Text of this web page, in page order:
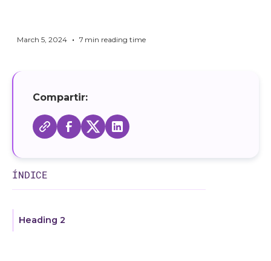
March 5, 2024 • 7 min reading time
Compartir:
ÍNDICE
Heading 2